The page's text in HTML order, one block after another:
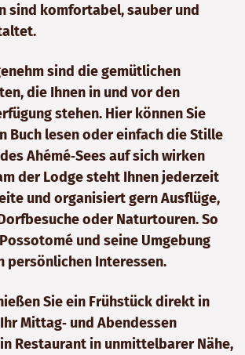
sind komfortabel, sauber und
sind die gemütlichen
die Ihnen in und vor den
stehen. Hier können Sie
Buch lesen oder einfach die Stille
Ahémé‑Sees auf sich wirken
der Lodge steht Ihnen jederzeit
und organisiert gern Ausflüge,
oder Naturtouren. So
und seine Umgebung
persönlichen Interessen.
Sie ein Frühstück direkt in
Mittag‑ und Abendessen
Restaurant in unmittelbarer Nähe,